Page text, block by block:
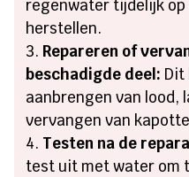
regenwater tijdelijk
herstellen.
Repareren of
beschadigde deel: Dit
aanbrengen van lood,
vervangen van
Testen na de
test uit met water om